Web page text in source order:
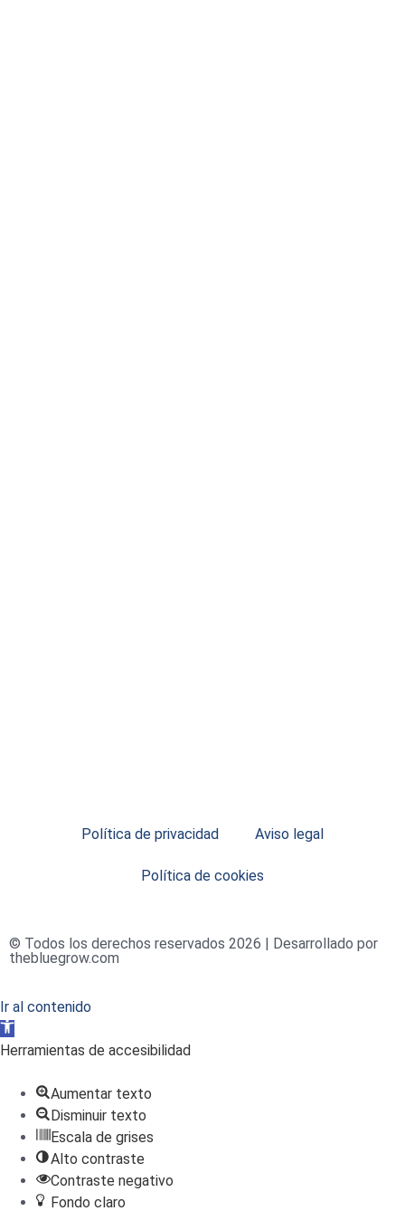
Política de privacidad Aviso legal
Política de cookies
© Todos los derechos reservados 2026 | Desarrollado por
thebluegrow.com
Ir al contenido
Abrir
barra
herramientas
Herramientas de accesibilidad
Aumentar texto
Disminuir texto
Escala de grises
Alto contraste
Contraste negativo
Fondo claro